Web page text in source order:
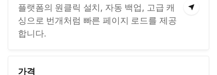
플랫폼의 원클릭 설치, 자동 백업, 고급 캐
싱으로 번개처럼 빠른 페이지 로드를 제공
합니다.
가격